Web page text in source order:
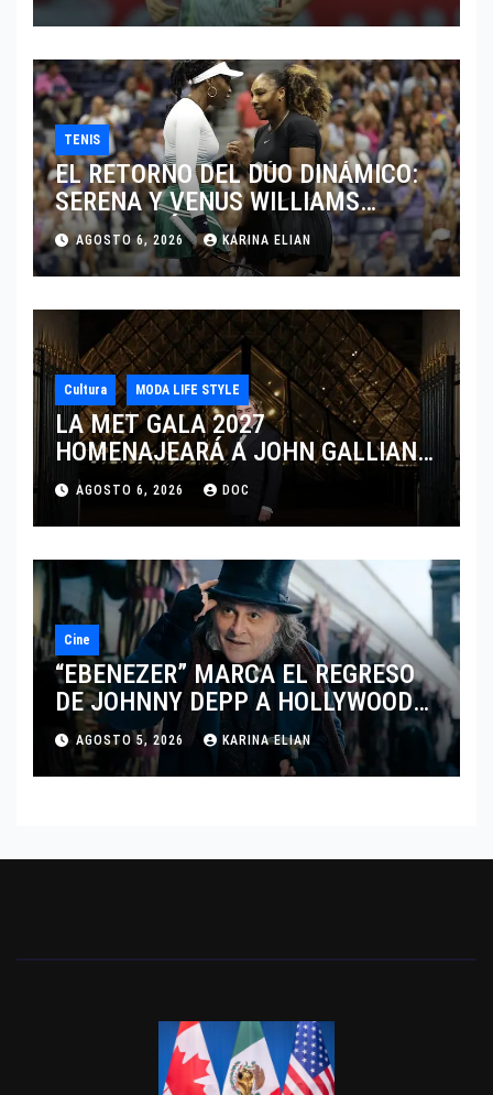
TENIS
EL RETORNO DEL DÚO DINÁMICO:
SERENA Y VENUS WILLIAMS
DISPUTARÁN LOS DOBLES EN
CINCINNATI 2026
AGOSTO 6, 2026 KARINA ELIAN
Cultura MODA LIFE STYLE
LA MET GALA 2027
HOMENAJEARÁ A JOHN GALLIANO
MARCANDO EL REGRESO DEL REY
DEL DRAMATISMO
AGOSTO 6, 2026 DOC
Cine
“EBENEZER” MARCA EL REGRESO
DE JOHNNY DEPP A HOLLYWOOD
TRAS SU PASO POR EL CINE
INDEPENDIENTE EUROPEO
AGOSTO 5, 2026 KARINA ELIAN